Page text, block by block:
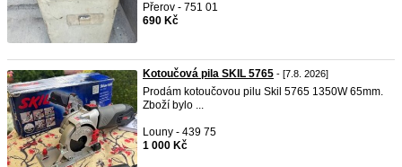
Přerov - 751 01
690 Kč
Kotoučová pila SKIL 5765 - [7.8. 2026]
Prodám kotoučovou pilu Skil 5765 1350W 65mm.
Zboží bylo ...
Louny - 439 75
1 000 Kč